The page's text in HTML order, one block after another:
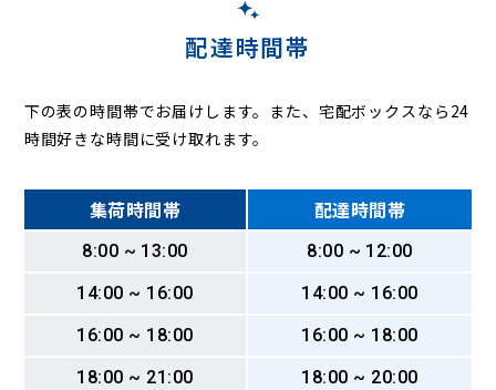
配達時間帯
下の表の時間帯でお届けします。また、宅配ボックスなら24
時間好きな時間に受け取れます。
集荷時間帯 配達時間帯
8:00 ~ 13:00
8:00 ~ 12:00
14:00 ~ 16:00
14:00 ~ 16:00
16:00 ~ 18:00
16:00 ~ 18:00
18:00 ~ 21:00
18:00 ~ 20:00